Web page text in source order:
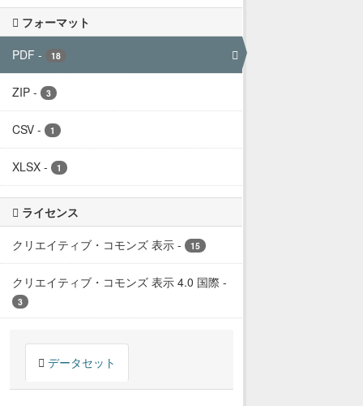
フォーマット
PDF - 18
ZIP - 3
CSV - 1
XLSX - 1
ライセンス
クリエイティブ・コモンズ 表示 - 15
クリエイティブ・コモンズ 表示 4.0 国際 -
3
データセット